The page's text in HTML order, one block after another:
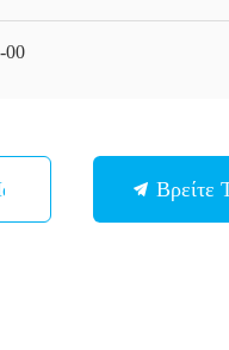
00
Βρείτε